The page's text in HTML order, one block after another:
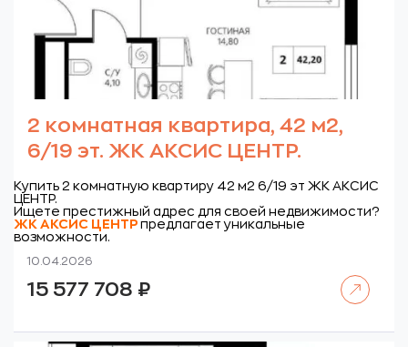
2 комнатная квартира, 42 м2,
6/19 эт. ЖК АКСИС ЦЕНТР.
Купить 2 комнатную квартиру 42 м2 6/19 эт ЖК АКСИС
ЦЕНТР.
Ищете престижный адрес для своей недвижимости?
ЖК АКСИС ЦЕНТР предлагает уникальные
возможности.
10.04.2026
15 577 708 ₽